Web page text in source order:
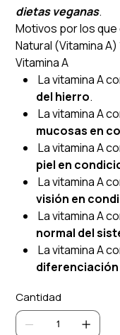
dietas veganas.
Motivos por los
Natural (Vitamina A)
Vitamina A
La vitamina A
del hierro.
La vitamina A
mucosas en
La vitamina A
piel en
La vitamina A
visión en
La vitamina A
normal del
La vitamina A
Cantidad